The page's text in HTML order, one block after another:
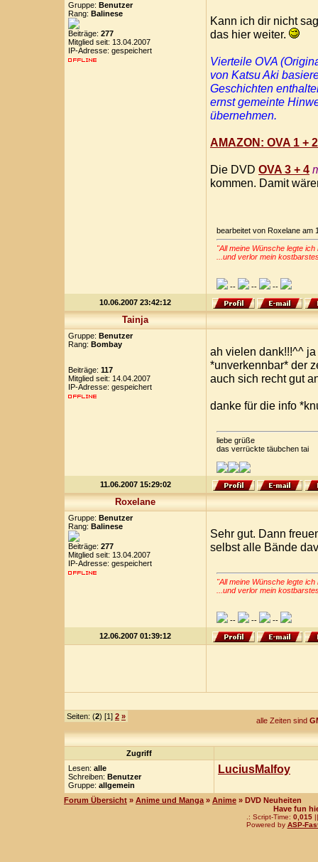
Gruppe: Benutzer
Rang: Balinese
Beiträge: 277
Mitglied seit: 13.04.2007
IP-Adresse: gespeichert
Kann ich dir nicht
das hier weiter.
Vierteile OVA
von Katsu Aki
Geschichten
ernst gemeinte
übernehmen.
AMAZON: OVA 1 + 2
Die DVD OVA 3 + 4
kommen. Damit
bearbeitet von Roxelane am
"All meine Wünsche legte
...und verlor mein
-- --
--
10.06.2007 23:42:12
Tainja
Gruppe: Benutzer
Rang: Bombay
Beiträge: 117
Mitglied seit: 14.04.2007
IP-Adresse: gespeichert
ah vielen dank!!!^^
*unverkennbar* der
auch sich recht gut
danke für die info
liebe grüße
das verrückte täubchen tai
11.06.2007 15:29:02
Roxelane
Gruppe: Benutzer
Rang: Balinese
Beiträge: 277
Mitglied seit: 13.04.2007
IP-Adresse: gespeichert
Sehr gut. Dann
selbst alle Bände
"All meine Wünsche legte
...und verlor mein
-- --
--
12.06.2007 01:39:12
Seiten: (2) [1] 2 » alle Zeiten sind
Zugriff
Lesen: alle
Schreiben: Benutzer
Gruppe: allgemein
LuciusMalfoy
Forum Übersicht » Anime und Manga » Anime » DVD Neuheiten
Have fun
.: Script-Time: 0,015||
Powered by ASP-